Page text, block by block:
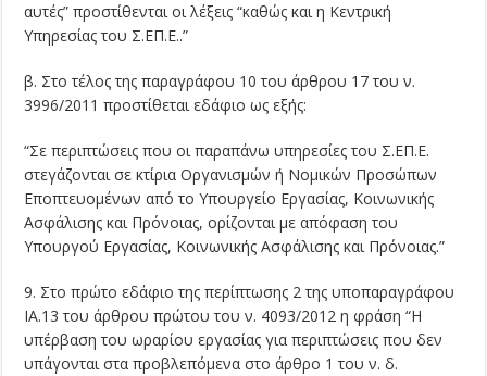
αυτές” προστίθενται οι λέξεις “καθώς και η Κεντρική
Υπηρεσίας του Σ.ΕΠ.Ε..”
β. Στο τέλος της παραγράφου 10 του άρθρου 17 του ν.
3996/2011 προστίθεται εδάφιο ως εξής:
“Σε περιπτώσεις που οι παραπάνω υπηρεσίες του Σ.ΕΠ.Ε.
στεγάζονται σε κτίρια Οργανισμών ή Νομικών Προσώπων
Εποπτευομένων από το Υπουργείο Εργασίας, Κοινωνικής
Ασφάλισης και Πρόνοιας, ορίζονται με απόφαση του
Υπουργού Εργασίας, Κοινωνικής Ασφάλισης και Πρόνοιας.”
9. Στο πρώτο εδάφιο της περίπτωσης 2 της υποπαραγράφου
ΙΑ.13 του άρθρου πρώτου του ν. 4093/2012 η φράση “Η
υπέρβαση του ωραρίου εργασίας για περιπτώσεις που δεν
υπάγονται στα προβλεπόμενα στο άρθρο 1 του ν. δ.